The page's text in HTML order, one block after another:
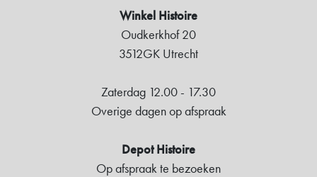
Winkel Histoire
Oudkerkhof 20
3512GK Utrecht
Zaterdag 12.00 - 17.30
Overige dagen op afspraak
Depot Histoire
Op afspraak te bezoeken